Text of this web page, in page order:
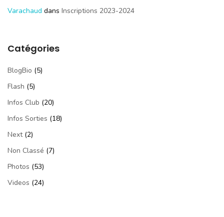
Varachaud dans Inscriptions 2023-2024
Catégories
BlogBio (5)
Flash (5)
Infos Club (20)
Infos Sorties (18)
Next(2)
Non Classé (7)
Photos (53)
Videos (24)